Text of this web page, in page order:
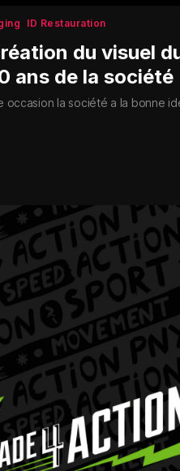
ID Restauration
du visuel
ans de la société
occasion la société a la bonne